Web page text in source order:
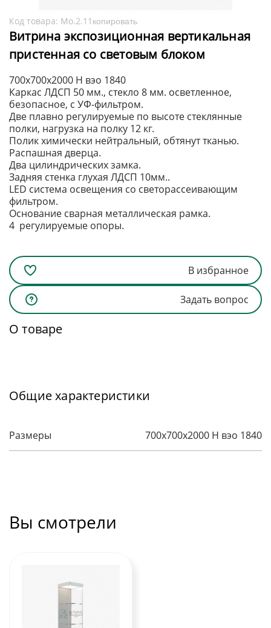
Код товара: Мо.2.11 копировать
Витрина экспозиционная вертикальная
пристенная со световым блоком
Каркас ЛДСП 50 мм., стекло 8 мм. осветленное,
безопасное, с УФ-фильтром.
Две плавно регулируемые по высоте стеклянные
полки, нагрузка на полку 12 кг.
Полик химически нейтральный, обтянут тканью.
Распашная дверца.
Два цилиндрических замка.
Задняя стенка глухая ЛДСП 10мм..
LED система освещения со светорассеивающим
фильтром.
Основание сварная металлическая рамка.
4 регулируемые опоры.
700х700х2000 H вэо 1840
В избранное
Задать вопрос
О товаре
Общие характеристики
Размеры 700х700х2000 H вэо 1840
Вы смотрели